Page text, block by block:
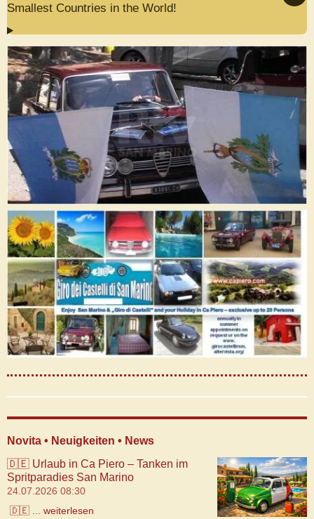
Smallest Countries in the World!
Novita • Neuigkeiten • News
🇩🇪 Urlaub in Ca Piero – Tanken im
Spritparadies San Marino
24.07.2026 08:30
🇩🇪 ... weiterlesen